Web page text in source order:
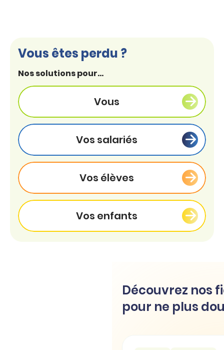
Vous êtes perdu ?
Nos solutions pour...
Vous
Vos salariés
Vos élèves
Vos enfants
Découvrez nos
pour ne plus